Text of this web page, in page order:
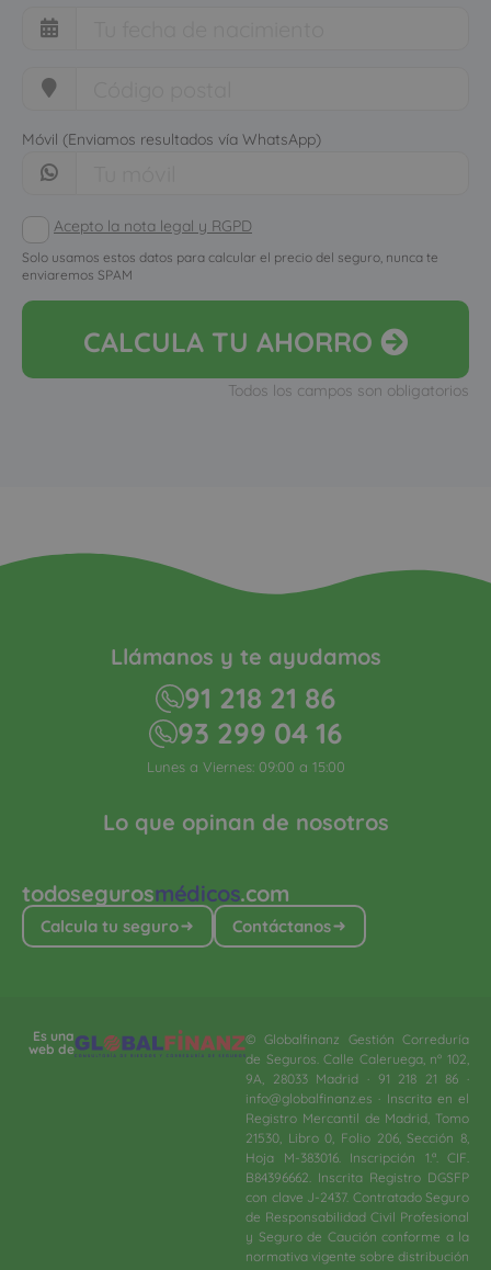
Móvil (Enviamos resultados vía WhatsApp)
Acepto la nota legal y RGPD
Solo usamos estos datos para calcular el precio del seguro, nunca te
enviaremos SPAM
CALCULA TU AHORRO
Todos los campos son obligatorios
todosegurosmédicos.com
Calcula tu seguro Contáctanos
Lo que opinan de nosotros
Llámanos y te ayudamos
91 218 21 86
93 299 04 16
Lunes a Viernes: 09:00 a 15:00
Es una
web de
© Globalfinanz Gestión Correduría
de Seguros. Calle Caleruega, nº 102,
9A, 28033 Madrid · 91 218 21 86 ·
info@globalfinanz.es · Inscrita en el
Registro Mercantil de Madrid, Tomo
21530, Libro 0, Folio 206, Sección 8,
Hoja M-383016. Inscripción 1.ª. CIF.
B84396662. Inscrita Registro DGSFP
con clave J-2437. Contratado Seguro
de Responsabilidad Civil Profesional
y Seguro de Caución conforme a la
normativa vigente sobre distribución